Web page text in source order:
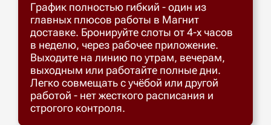
График полностью гибкий - один из
главных плюсов работы в Магнит
доставке. Бронируйте слоты от 4-х часов
в неделю, через рабочее приложение.
Выходите на линию по утрам, вечерам,
выходным или работайте полные дни.
Легко совмещать с учёбой или другой
работой - нет жесткого расписания и
строгого контроля.